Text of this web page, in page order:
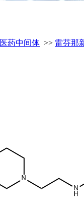
医药中间体 >> 雷芬那